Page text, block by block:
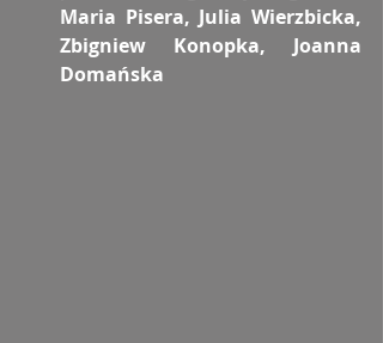
Maria Pisera, Julia Wierzbicka,
Zbigniew Konopka, Joanna
Domańska